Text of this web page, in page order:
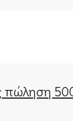
πώληση